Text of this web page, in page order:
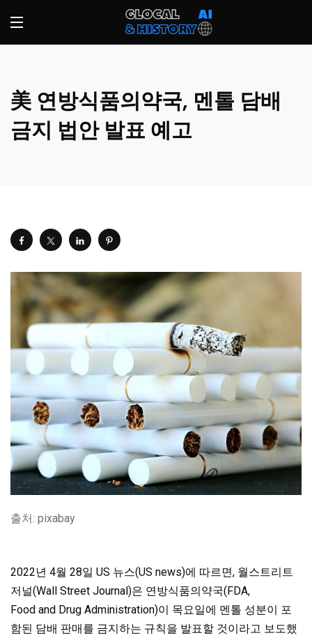
美 연방식품의약국, 멘톨 담배
금지 법안 발표 예고
출처: pixabay
2022년 4월 28일 US 뉴스(US news)에 따르면, 월스트리트
저널(Wall Street Journal)은 연방식품의약국(FDA,
Food and Drug Administration)이 목요일에 멘톨 성분이 포
함된 담배 판매를 금지하는 규칙을 발표할 것이라고 보도했